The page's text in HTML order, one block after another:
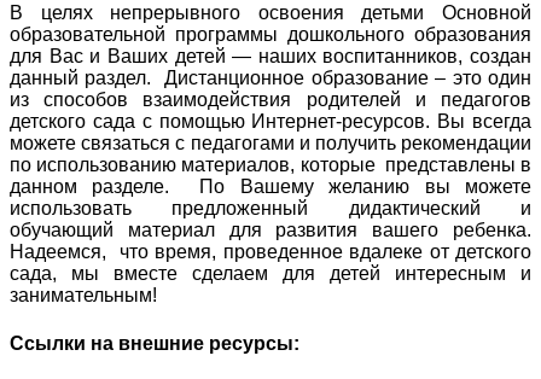
В​ целях непрерывного освоения детьми Основной
образовательной программы дошкольного образования
для Вас и Ваших детей — наших воспитанников, создан
данный раздел. Дистанционное образование – это один
из способов взаимодействия родителей и педагогов
детского сада с помощью Интернет-ресурсов. Вы всегда
можете связаться с педагогами и получить рекомендации
по использованию материалов, которые представлены в
данном разделе. По Вашему желанию вы можете
использовать предложенный дидактический и
обучающий материал для развития вашего ребенка.
Надеемся, что время, проведенное вдалеке от детского
сада, мы вместе сделаем для детей интересным и
занимательным!
Ссылки на внешние ресурсы: